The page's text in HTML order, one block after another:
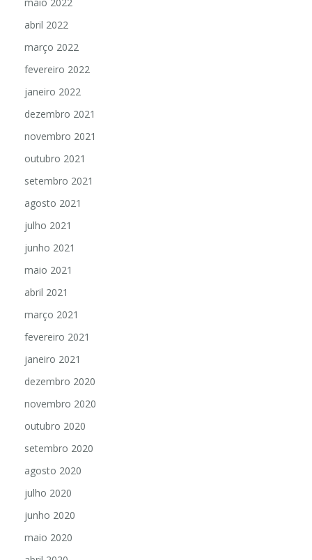
abril 2022
março 2022
fevereiro 2022
janeiro 2022
dezembro 2021
novembro 2021
outubro 2021
setembro 2021
agosto 2021
julho 2021
junho 2021
maio 2021
abril 2021
março 2021
fevereiro 2021
janeiro 2021
dezembro 2020
novembro 2020
outubro 2020
setembro 2020
agosto 2020
julho 2020
junho 2020
maio 2020